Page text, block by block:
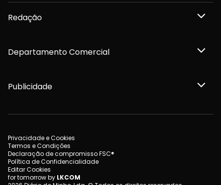
Redação
Departamento Comercial
Publicidade
Privacidade e Cookies
Termos e Condições
Declaração de compromisso FSC®
Política de Confidencialidade
Editar Cookies
for tomorrow by LKCOM